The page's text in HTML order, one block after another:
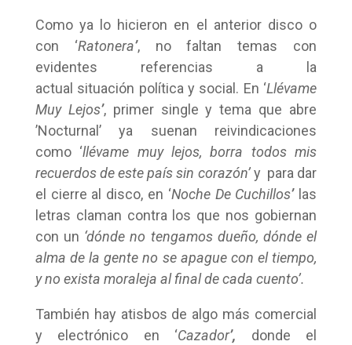
Como ya lo hicieron en el anterior disco o
con ‘Ratonera’, no faltan temas con
evidentes referencias a la
actual situación política y social. En ‘Llévame
Muy Lejos’, primer single y tema que abre
’Nocturnal’ ya suenan reivindicaciones
como ‘llévame muy lejos, borra todos mis
recuerdos de este país sin corazón’y para dar
el cierre al disco, en ‘Noche De Cuchillos’las
letras claman contra los que nos gobiernan
con un ‘dónde no tengamos dueño, dónde el
alma de la gente no se apague con el tiempo,
y no exista moraleja al final de cada cuento’.
También hay atisbos de algo más comercial
y electrónico en ‘Cazador’, donde el